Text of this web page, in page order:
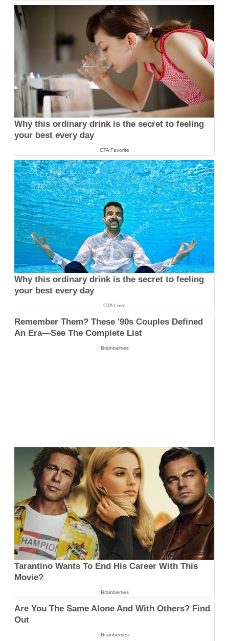
Why this ordinary drink is the secret to feeling
your best every day
CTA Favorite
Why this ordinary drink is the secret to feeling
your best every day
CTA Love
Remember Them? These '90s Couples Defined
An Era—See The Complete List
Brainberries
Tarantino Wants To End His Career With This
Movie?
Brainberries
Are You The Same Alone And With Others? Find
Out
Brainberries